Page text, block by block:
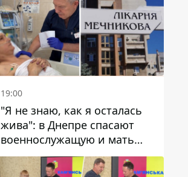
19:00
"Я не знаю, как я осталась
жива": в Днепре спасают
военнослужащую и мать
четверых детей, которую
ранил КАБ